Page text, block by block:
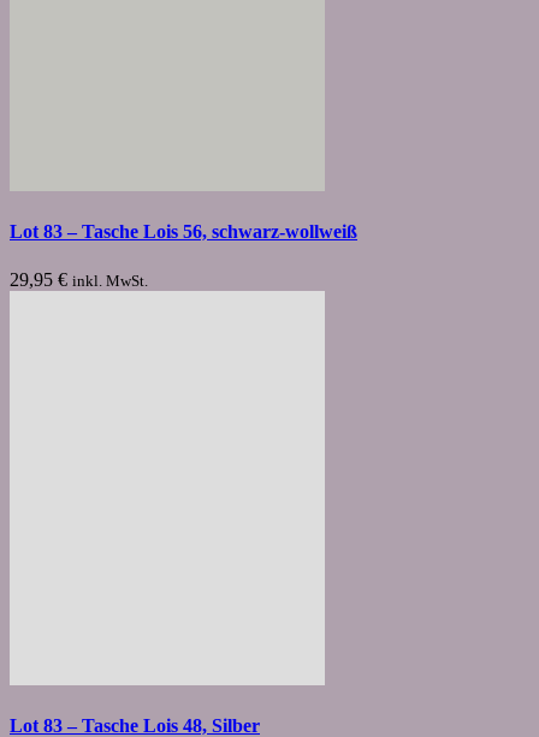
Lot 83 – Tasche Lois 56, schwarz-wollweiß
29,95 € inkl. MwSt.
Lot 83 – Tasche Lois 48, Silber